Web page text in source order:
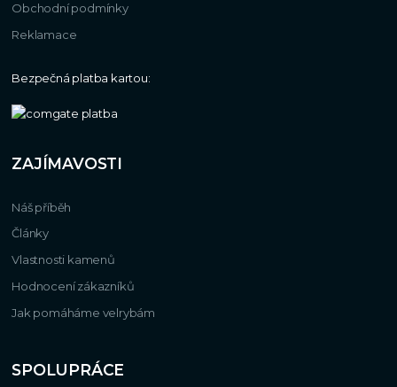
Obchodní podmínky
Reklamace
Bezpečná platba kartou:
ZAJÍMAVOSTI
Náš příběh
Články
Vlastnosti kamenů
Hodnocení zákazníků
Jak pomáháme velrybám
SPOLUPRÁCE